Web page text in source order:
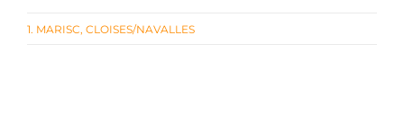
1. MARISC, CLOISES/NAVALLES